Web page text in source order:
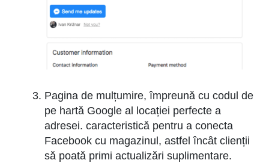
Pagina de mulțumire, împreună cu codul de
pe hartă Google al locației perfecte a
adresei. caracteristică pentru a conecta
Facebook cu magazinul, astfel încât clienții
să poată primi actualizări suplimentare.